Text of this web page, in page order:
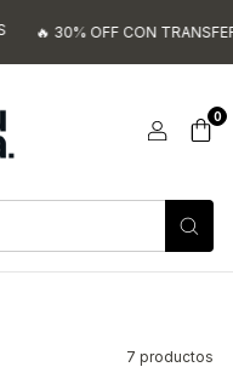
🔥 30% OFF CON
0
7 productos